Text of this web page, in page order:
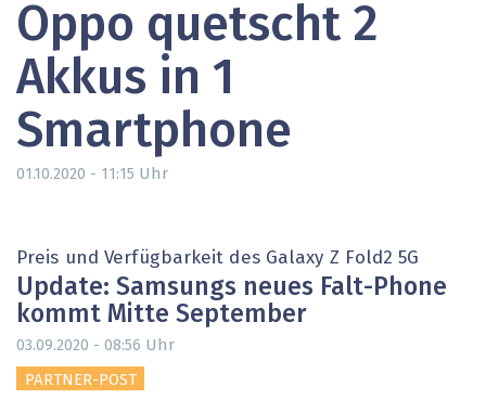
Oppo quetscht 2
Akkus in 1
Smartphone
01.10.2020 - 11:15 Uhr
Preis und Verfügbarkeit des Galaxy Z Fold2 5G
Update: Samsungs neues Falt-Phone
kommt Mitte September
03.09.2020 - 08:56 Uhr
PARTNER-POST